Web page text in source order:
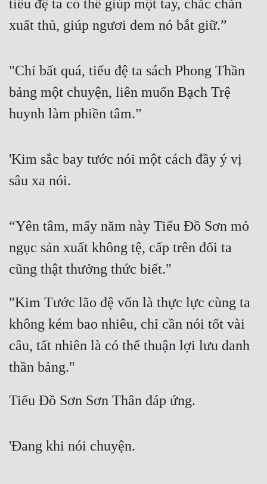
tiểu đệ ta có thể giúp một tay, chắc chắn
xuất thủ, giúp ngươi dem nó bắt giữ.”
"Chỉ bất quá, tiểu đệ ta sách Phong Thần
bảng một chuyện, liên muốn Bạch Trệ
huynh làm phiền tâm.”
'Kim sắc bay tước nói một cách đầy ý vị
sâu xa nói.
“Yên tâm, mấy năm này Tiếu Đồ Sơn mỏ
ngục sản xuất không tệ, cấp trên đối ta
cũng thật thưởng thức biết."
"Kim Tước lão đệ vốn là thực lực cùng ta
không kém bao nhiêu, chỉ cần nói tốt vài
câu, tất nhiên là có thể thuận lợi lưu danh
thần bảng."
Tiểu Đồ Sơn Sơn Thân đáp ứng.
'Đang khi nói chuyện.